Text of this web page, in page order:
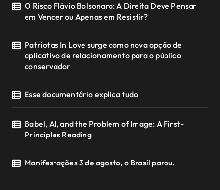
O Risco Flávio Bolsonaro: A Direita Deve Pensar
em Vencer ou Apenas em Resistir?
Patriotas In Love surge como nova opção de
aplicativo de relacionamento para o público
conservador
Esse documentário explica tudo
Babel, AI, and the Problem of Image: A First-
Principles Reading
Manifestações 3 de agosto, o Brasil parou.